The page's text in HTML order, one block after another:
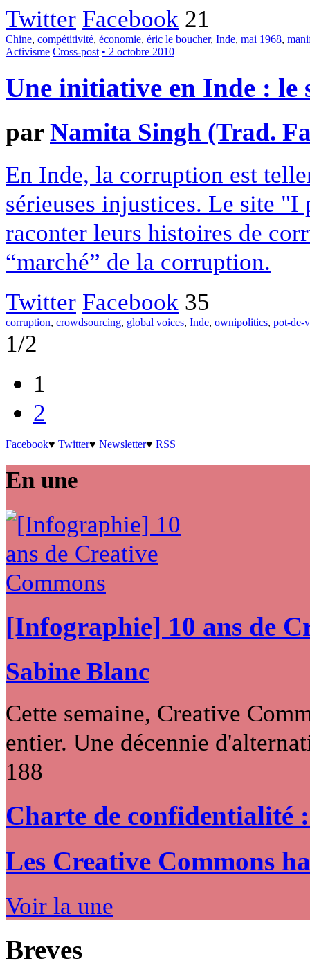
Twitter Facebook 21
Chine, compétitivité, économie, éric le boucher, Inde, mai 1968,
Activisme Cross-post • 2 octobre 2010
Une initiative en Inde : le
parNamita Singh (Trad.
En Inde, la corruption est
sérieuses injustices. Le site
raconter leurs histoires de
“marché” de la corruption.
Twitter Facebook 35
corruption, crowdsourcing, global voices, Inde, ownipolitics, pot-de-
1/2
1
2
Facebook♥ Twitter♥ Newsletter♥ RSS
En une
[Infographie] 10 ans de
Sabine Blanc
Cette semaine, Creative
entier. Une décennie
188
Charte de confidentialité
Les Creative Commons
Voir la une
Breves